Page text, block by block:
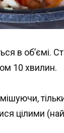
в об’ємі.
10 хвилин.
цілими